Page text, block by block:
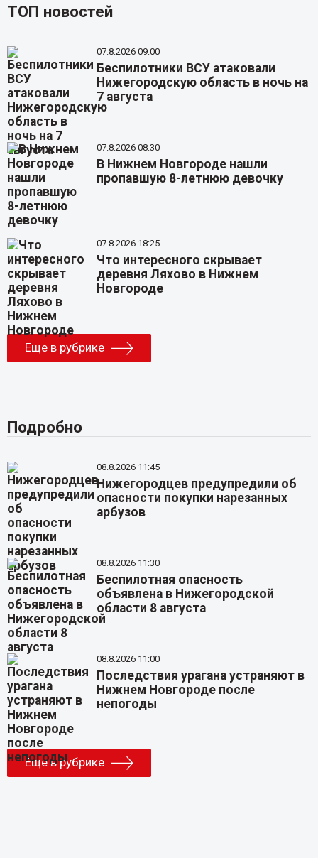
ТОП новостей
07.8.2026 09:00
Беспилотники ВСУ атаковали
Нижегородскую область в ночь на
7 августа
07.8.2026 08:30
В Нижнем Новгороде нашли
пропавшую 8-летнюю девочку
07.8.2026 18:25
Что интересного скрывает
деревня Ляхово в Нижнем
Новгороде
Еще в рубрике
Подробно
08.8.2026 11:45
Нижегородцев предупредили об
опасности покупки нарезанных
арбузов
08.8.2026 11:30
Беспилотная опасность
объявлена в Нижегородской
области 8 августа
08.8.2026 11:00
Последствия урагана устраняют в
Нижнем Новгороде после
непогоды
Еще в рубрике